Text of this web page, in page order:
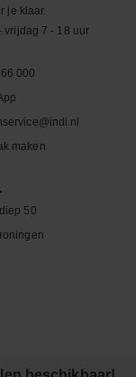
je klaar.
vrijdag 7 - 18 uur
000
maken
50